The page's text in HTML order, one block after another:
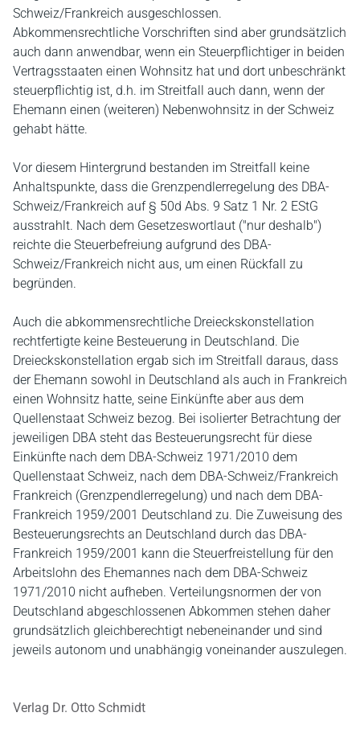
Schweiz/Frankreich ausgeschlossen.
Abkommensrechtliche Vorschriften sind aber grundsätzlich
auch dann anwendbar, wenn ein Steuerpflichtiger in beiden
Vertragsstaaten einen Wohnsitz hat und dort unbeschränkt
steuerpflichtig ist, d.h. im Streitfall auch dann, wenn der
Ehemann einen (weiteren) Nebenwohnsitz in der Schweiz
gehabt hätte.
Vor diesem Hintergrund bestanden im Streitfall keine
Anhaltspunkte, dass die Grenzpendlerregelung des DBA-
Schweiz/Frankreich auf § 50d Abs. 9 Satz 1 Nr. 2 EStG
ausstrahlt. Nach dem Gesetzeswortlaut ("nur deshalb")
reichte die Steuerbefreiung aufgrund des DBA-
Schweiz/Frankreich nicht aus, um einen Rückfall zu
begründen.
Auch die abkommensrechtliche Dreieckskonstellation
rechtfertigte keine Besteuerung in Deutschland. Die
Dreieckskonstellation ergab sich im Streitfall daraus, dass
der Ehemann sowohl in Deutschland als auch in Frankreich
einen Wohnsitz hatte, seine Einkünfte aber aus dem
Quellenstaat Schweiz bezog. Bei isolierter Betrachtung der
jeweiligen DBA steht das Besteuerungsrecht für diese
Einkünfte nach dem DBA-Schweiz 1971/2010 dem
Quellenstaat Schweiz, nach dem DBA-Schweiz/Frankreich
Frankreich (Grenzpendlerregelung) und nach dem DBA-
Frankreich 1959/2001 Deutschland zu. Die Zuweisung des
Besteuerungsrechts an Deutschland durch das DBA-
Frankreich 1959/2001 kann die Steuerfreistellung für den
Arbeitslohn des Ehemannes nach dem DBA-Schweiz
1971/2010 nicht aufheben. Verteilungsnormen der von
Deutschland abgeschlossenen Abkommen stehen daher
grundsätzlich gleichberechtigt nebeneinander und sind
jeweils autonom und unabhängig voneinander auszulegen.
Verlag Dr. Otto Schmidt